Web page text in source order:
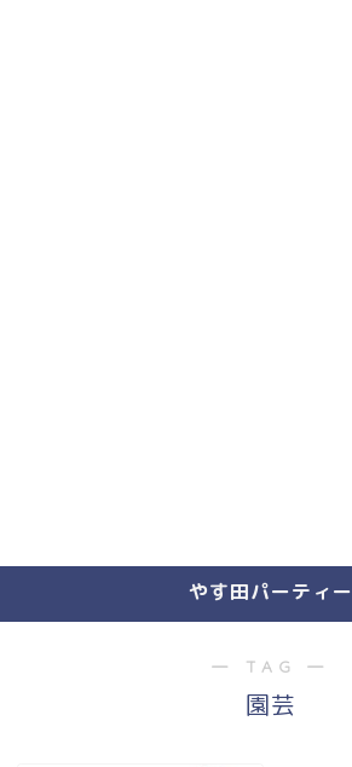
やす田パーティー
― TAG ―
園芸